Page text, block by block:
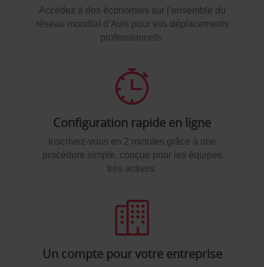
Accédez à des économies sur l’ensemble du
réseau mondial d’Avis pour vos déplacements
professionnels.
Configuration rapide en ligne
Inscrivez-vous en 2 minutes grâce à une
procédure simple, conçue pour les équipes
très actives.
Un compte pour votre entreprise